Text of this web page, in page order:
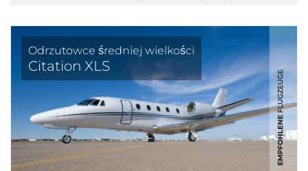
Odrzutowce średniej wielkości
Citation XLS